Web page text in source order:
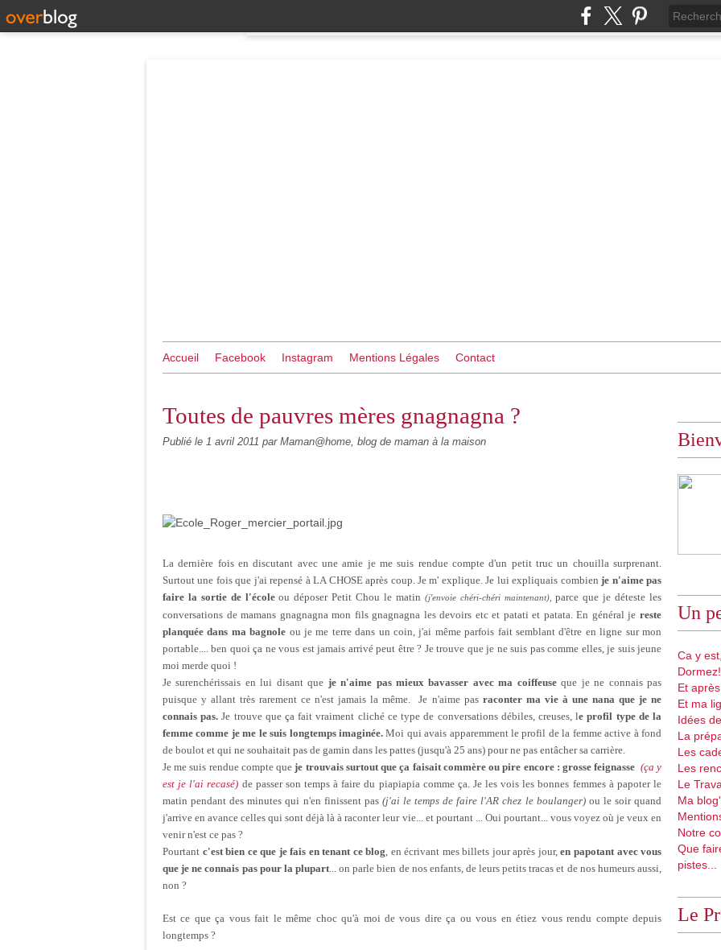
Accueil Facebook Instagram Mentions Légales Contact
Toutes de pauvres mères gnagnagna ?
Publié le 1 avril 2011 par Maman@home, blog de maman à la maison
La dernière fois en discutant avec une amie je me suis rendue compte d'un petit truc un chouilla surprenant.
Surtout une fois que j'ai repensé à LA CHOSE après coup. Je m' explique. Je lui expliquais combienje n'aime pas
faire la sortie de l'écoleou déposer Petit Chou le matin (j'envoie chéri-chéri maintenant),
parce que je déteste les
conversations de mamans gnagnagna mon fils gnagnagna les devoirs etc et patati et patata. En général je reste
planquée dans ma bagnole ou je me terre dans un coin, j'ai même parfois fait semblant d'être en ligne sur mon
portable.... ben quoi ça ne vous est jamais arrivé peut être ? Je trouve que je ne suis pas comme elles, je suis jeune
moi merde quoi !
Je surenchérissais en lui disant que je n'aime pas mieux bavasser avec ma coiffeuseque je ne connais pas
puisque y allant très rarement ce n'est jamais la même. Je n'aime pas raconter ma vie à une nana que je ne
connais pas. Je trouve que ça fait vraiment cliché ce type de conversations débiles, creuses, le profil type de la
femme comme je me le suis longtemps imaginée.Moi qui avais apparemment le profil de la femme active à fond
de boulot et qui ne souhaitait pas de gamin dans les pattes (jusqu'à 25 ans) pour ne pas entâcher sa carrière.
Je me suis rendue compte queje trouvais surtout que ça faisait commère ou pire encore : grosse feignasse (ça y
est je l'ai recasé) de passer son temps à faire du piapiapia comme ça. Je les vois les bonnes femmes à papoter le
matin pendant des minutes qui n'en finissent pas (j'ai le temps de faire l'AR chez le boulanger)ou le soir quand
j'arrive en avance celles qui sont déjà là à raconter leur vie... et pourtant ... Oui pourtant... vous voyez où je veux en
venir n'est ce pas ?
Pourtant c'est bien ce que je fais en tenant ce blog, en écrivant mes billets jour après jour,en papotant avec vous
que je ne connais pas pour la plupart... on parle bien de nos enfants, de leurs petits tracas et de nos humeurs aussi,
non ?
Est ce que ça vous fait le même choc qu'à moi de vous dire ça ou vous en étiez vous rendu compte depuis
longtemps ?
Un
Ca y
Dormez!
Et
Et ma
Idées
La
Les
Les
Le
Ma
Notre
Que
pistes...
Le